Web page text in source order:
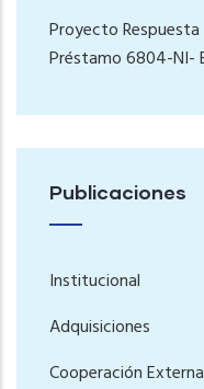
Proyecto Respuesta
Préstamo 6804-NI-
Publicaciones
Institucional
Adquisiciones
Cooperación Externa